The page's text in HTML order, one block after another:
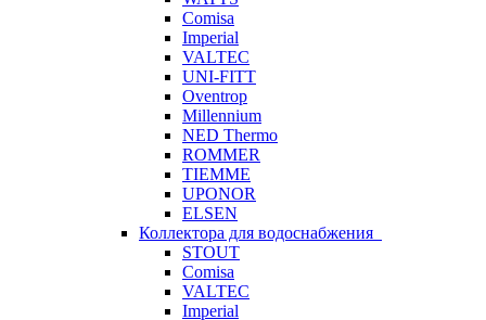
Comisa
Imperial
VALTEC
UNI-FITT
Oventrop
Millennium
NED Thermo
ROMMER
TIEMME
UPONOR
ELSEN
Коллектора для водоснабжения
STOUT
Comisa
VALTEC
Imperial